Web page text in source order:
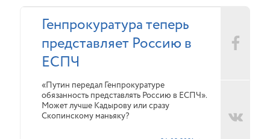
Генпрокуратура теперь
представляет Россию в
ЕСПЧ
«Путин передал Генпрокуратуре
обязанность представлять Россию в ЕСПЧ».
Может лучше Кадырову или сразу
Скопинскому маньяку?